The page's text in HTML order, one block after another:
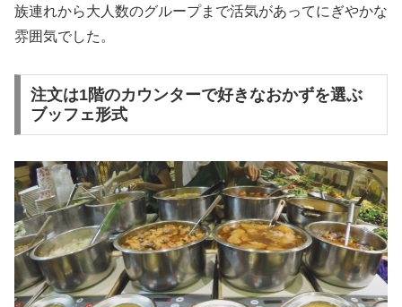
族連れから大人数のグループまで活気があってにぎやかな
雰囲気でした。
注文は1階のカウンターで好きなおかずを選ぶ
ブッフェ形式